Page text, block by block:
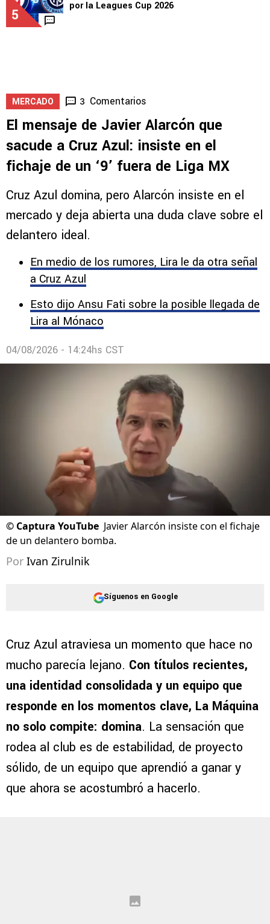
5
por la Leagues Cup 2026
MERCADO 3 Comentarios
El mensaje de Javier Alarcón que
sacude a Cruz Azul: insiste en el
fichaje de un ‘9’ fuera de Liga MX
Cruz Azul domina, pero Alarcón insiste en el
mercado y deja abierta una duda clave sobre el
delantero ideal.
En medio de los rumores, Lira le da otra señal
a Cruz Azul
Esto dijo Ansu Fati sobre la posible llegada de
Lira al Mónaco
04/08/2026 - 14:24hs CST
© Captura YouTube Javier Alarcón insiste con el fichaje
de un delantero bomba.
Por Ivan Zirulnik
Síguenos en Google
Cruz Azul atraviesa un momento que hace no
mucho parecía lejano. Con títulos recientes,
una identidad consolidada y un equipo que
responde en los momentos clave, La Máquina
no solo compite: domina. La sensación que
rodea al club es de estabilidad, de proyecto
sólido, de un equipo que aprendió a ganar y
que ahora se acostumbró a hacerlo.